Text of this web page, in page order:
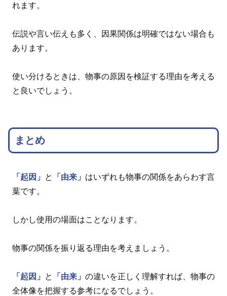
れます。
伝説や言い伝えも多く、因果関係は明確ではない場合も
あります。
使い分けるときは、物事の原因を検証する理由を考える
と良いでしょう。
まとめ
「起因」 と 「由来」 はいずれも物事の関係をあらわす言
葉です。
しかし使用の場面はことなります。
物事の関係を振り返る理由を考えましょう。
「起因」 と 「由来」 の違いを正しく理解すれば、物事の
全体像を把握する参考になるでしょう。